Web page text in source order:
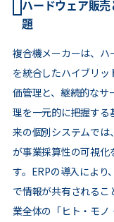
ハードウェア販
題
複合機メーカーは、ハ
を統合したハイブリ
価管理と、継続的なサ
理を一元的に把握する
来の個別システムで
が事業採算性の可視化
す。ERPの導入により
で情報が共有されるこ
業全体の「ヒト・モノ